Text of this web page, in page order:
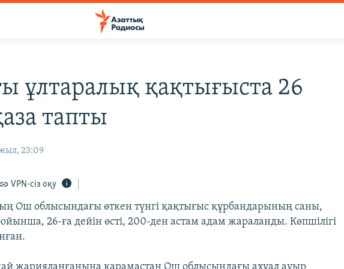
ұлтаралық қақтығыста 26
тапты
23:09
VPN-сіз оқу
Ош облысындағы өткен түнгі қақтығыс құрбандарының саны,
26-ға дейін өсті, 200-ден астам адам жараланды. Көпшілігі